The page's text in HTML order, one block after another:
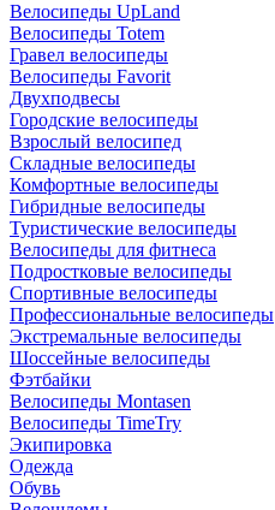
Велосипеды UpLand
Велосипеды Totem
Гравел велосипеды
Велосипеды Favorit
Двухподвесы
Городские велосипеды
Взрослый велосипед
Складные велосипеды
Комфортные велосипеды
Гибридные велосипеды
Туристические велосипеды
Велосипеды для фитнеса
Подростковые велосипеды
Спортивные велосипеды
Профессиональные велосипеды
Экстремальные велосипеды
Шоссейные велосипеды
Фэтбайки
Велосипеды Montasen
Велосипеды TimeTry
Экипировка
Одежда
Обувь